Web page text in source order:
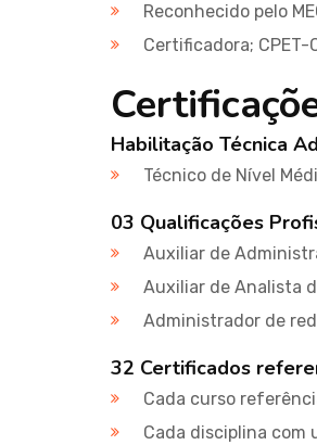
Reconhecido pelo
Certificadora;
Habilitação Técnica
Técnico de Nível
03 Qualificações
Auxiliar de
Auxiliar de Analista
Administrador de
32 Certificados
Cada curso
Cada disciplina com